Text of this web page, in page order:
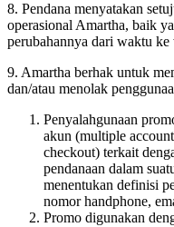
8. Pendana menyatakan
operasional Amartha, baik
perubahannya dari waktu ke
9. Amartha berhak untuk
dan/atau menolak
Penyalahgunaan
akun (multiple
checkout) terkait
pendanaan dalam
menentukan definisi
nomor handphone,
Promo digunakan